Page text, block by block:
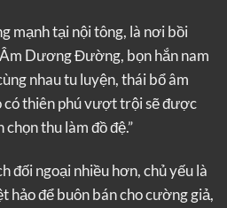
mạnh tại nội tông, là nơi bồi
Dương Đường, bọn hắn nam
nhau tu luyện, thái bổ âm
thiên phú vượt trội sẽ được
thu làm đồ đệ.”
đối ngoại nhiều hơn, chủ yếu là
hảo để buôn bán cho cường giả,